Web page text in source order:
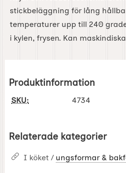
stickbeläggning för lång
temperaturer upp till 240
i kylen, frysen. Kan
Produktinformation
SKU: 4734
Relaterade kategorier
I köket / ungsformar &